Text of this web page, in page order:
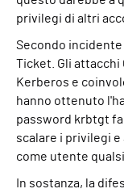
privilegi di altri
Secondo
Ticket. Gli attacchi
Kerberos e
hanno ottenuto
password krbtgt
scalare i privilegi
come utente
In sostanza, la